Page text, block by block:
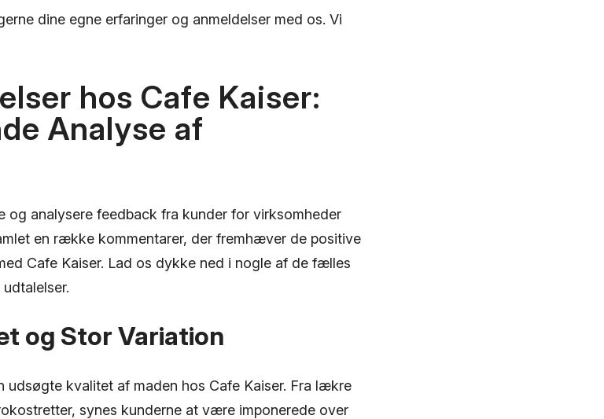
dine egne erfaringer og anmeldelser med os. Vi
hos Cafe Kaiser:
Analyse af
og analysere feedback fra kunder for virksomheder
en række kommentarer, der fremhæver de positive
Cafe Kaiser. Lad os dykke ned i nogle af de fælles
og Stor Variation
kvalitet af maden hos Cafe Kaiser. Fra lækre
synes kunderne at være imponerede over